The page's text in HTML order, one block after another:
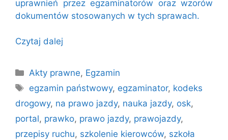
uprawnień przez egzaminatorów oraz wzorów
dokumentów stosowanych w tych sprawach.
Czytaj dalej
Kategorie
Akty prawne, Egzamin
Tagi
egzamin państwowy, egzaminator, kodeks
drogowy, na prawo jazdy, nauka jazdy, osk,
portal, prawko, prawo jazdy, prawojazdy,
przepisy ruchu, szkolenie kierowców, szkoła